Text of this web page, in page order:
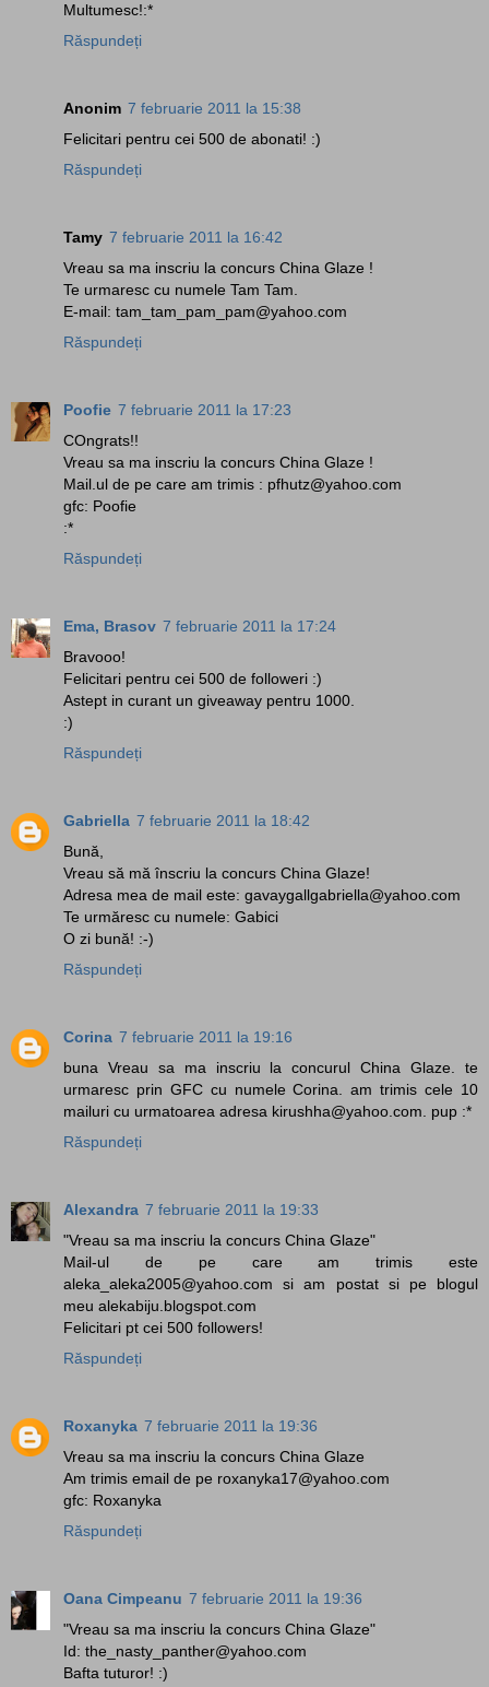
Multumesc!:*
Răspundeți
Anonim 7 februarie 2011 la 15:38
Felicitari pentru cei 500 de abonati! :)
Răspundeți
Tamy 7 februarie 2011 la 16:42
Vreau sa ma inscriu la concurs China Glaze !
Te urmaresc cu numele Tam Tam.
E-mail: tam_tam_pam_pam@yahoo.com
Răspundeți
Poofie 7 februarie 2011 la 17:23
COngrats!!
Vreau sa ma inscriu la concurs China Glaze !
Mail.ul de pe care am trimis : pfhutz@yahoo.com
gfc: Poofie
:*
Răspundeți
Ema, Brasov 7 februarie 2011 la 17:24
Bravooo!
Felicitari pentru cei 500 de followeri :)
Astept in curant un giveaway pentru 1000.
:)
Răspundeți
Gabriella 7 februarie 2011 la 18:42
Bună,
Vreau să mă înscriu la concurs China Glaze!
Adresa mea de mail este: gavaygallgabriella@yahoo.com
Te urmăresc cu numele: Gabici
O zi bună! :-)
Răspundeți
Corina 7 februarie 2011 la 19:16
buna Vreau sa ma inscriu la concurul China Glaze. te
urmaresc prin GFC cu numele Corina. am trimis cele 10
mailuri cu urmatoarea adresa kirushha@yahoo.com. pup :*
Răspundeți
Alexandra 7 februarie 2011 la 19:33
"Vreau sa ma inscriu la concurs China Glaze"
Mail-ul de pe care am trimis este
aleka_aleka2005@yahoo.com si am postat si pe blogul
meu alekabiju.blogspot.com
Felicitari pt cei 500 followers!
Răspundeți
Roxanyka 7 februarie 2011 la 19:36
Vreau sa ma inscriu la concurs China Glaze
Am trimis email de pe roxanyka17@yahoo.com
gfc: Roxanyka
Răspundeți
Oana Cimpeanu 7 februarie 2011 la 19:36
"Vreau sa ma inscriu la concurs China Glaze"
Id: the_nasty_panther@yahoo.com
Bafta tuturor! :)